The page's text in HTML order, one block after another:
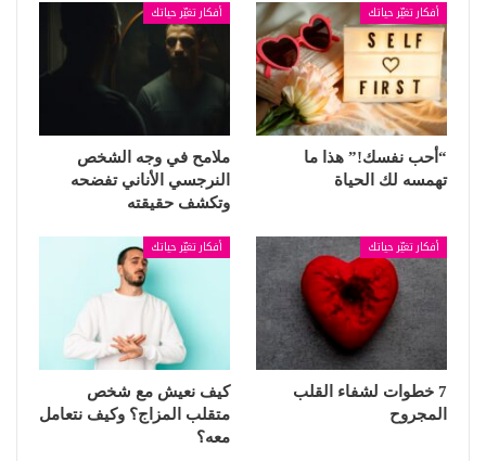
أفكار تغيّر حياتك
“أحب نفسك!” هذا ما
تهمسه لك الحياة
أفكار تغيّر حياتك
ملامح في وجه الشخص
النرجسي الأناني تفضحه
وتكشف حقيقته
أفكار تغيّر حياتك
7 خطوات لشفاء القلب
المجروح
أفكار تغيّر حياتك
كيف نعيش مع شخص
متقلب المزاج؟ وكيف نتعامل
معه؟